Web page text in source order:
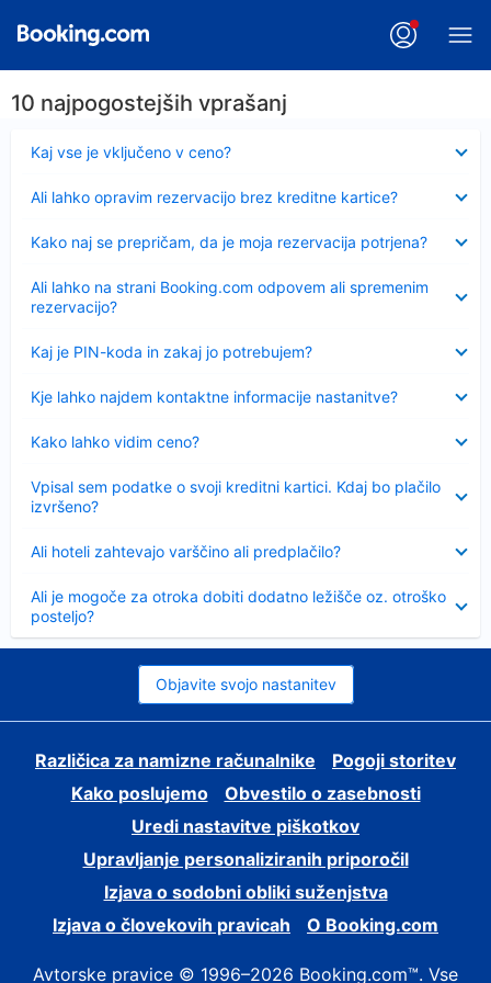
10 najpogostejših vprašanj
Kaj vse je vključeno v ceno?
Ali lahko opravim rezervacijo brez kreditne kartice?
Kako naj se prepričam, da je moja rezervacija potrjena?
Ali lahko na strani Booking.com odpovem ali spremenim
rezervacijo?
Kaj je PIN-koda in zakaj jo potrebujem?
Kje lahko najdem kontaktne informacije nastanitve?
Kako lahko vidim ceno?
Vpisal sem podatke o svoji kreditni kartici. Kdaj bo plačilo
izvršeno?
Ali hoteli zahtevajo varščino ali predplačilo?
Ali je mogoče za otroka dobiti dodatno ležišče oz. otroško
posteljo?
Objavite svojo nastanitev
Različica za namizne računalnike
Pogoji storitev
Kako poslujemo
Obvestilo o zasebnosti
Uredi nastavitve piškotkov
Upravljanje personaliziranih priporočil
Izjava o sodobni obliki suženjstva
Izjava o človekovih pravicah
O Booking.com
Avtorske pravice © 1996–2026 Booking.com™. Vse